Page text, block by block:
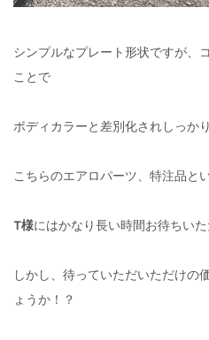
シンプルなプレート形状ですが、
ことで
ボディカラーと差別化されしっか
こちらのエアロパーツ、特注品と
T様にはかなり長い時間お待ちいた
しかし、待っていただいただけの
ょうか！？